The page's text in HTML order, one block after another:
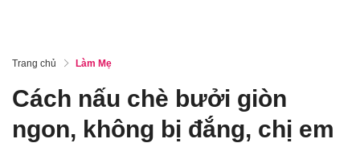
Trang chủ Làm Mẹ
Cách nấu chè bưởi giòn
ngon, không bị đắng, chị em